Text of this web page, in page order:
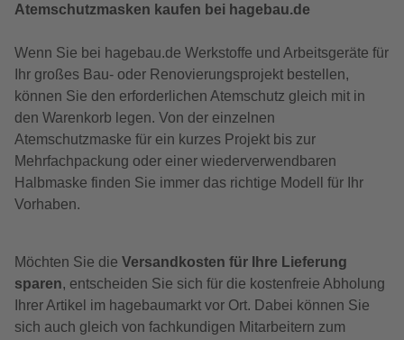
Atemschutzmasken kaufen bei hagebau.de
Wenn Sie bei hagebau.de Werkstoffe und Arbeitsgeräte für
Ihr großes Bau- oder Renovierungsprojekt bestellen,
können Sie den erforderlichen Atemschutz gleich mit in
den Warenkorb legen. Von der einzelnen
Atemschutzmaske für ein kurzes Projekt bis zur
Mehrfachpackung oder einer wiederverwendbaren
Halbmaske finden Sie immer das richtige Modell für Ihr
Vorhaben.
Möchten Sie die Versandkosten für Ihre Lieferung
sparen, entscheiden Sie sich für die kostenfreie Abholung
Ihrer Artikel im hagebaumarkt vor Ort. Dabei können Sie
sich auch gleich von fachkundigen Mitarbeitern zum